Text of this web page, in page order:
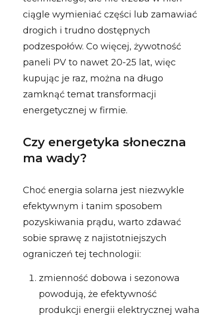
ciągle wymieniać części lub zamawiać
drogich i trudno dostępnych
podzespołów. Co więcej, żywotność
paneli PV to nawet 20-25 lat, więc
kupując je raz, można na długo
zamknąć temat transformacji
energetycznej w firmie.
Czy energetyka słoneczna
ma wady?
Choć energia solarna jest niezwykle
efektywnym i tanim sposobem
pozyskiwania prądu, warto zdawać
sobie sprawę z najistotniejszych
ograniczeń tej technologii:
zmienność dobowa i sezonowa
powodują, że efektywność
produkcji energii elektrycznej waha